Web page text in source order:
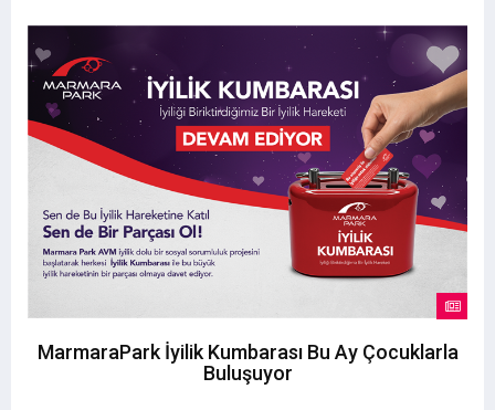
MarmaraPark İyilik Kumbarası Bu Ay Çocuklarla
Buluşuyor